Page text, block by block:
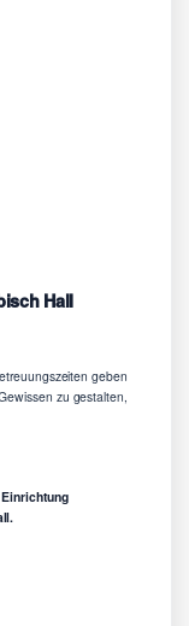
Hall
geben
zu gestalten,